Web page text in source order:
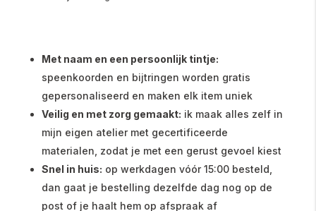
Met naam en een persoonlijk tintje:
speenkoorden en bijtringen worden gratis
gepersonaliseerd en maken elk item uniek
Veilig en met zorg gemaakt: ik maak alles zelf in
mijn eigen atelier met gecertificeerde
materialen, zodat je met een gerust gevoel kiest
Snel in huis: op werkdagen vóór 15:00 besteld,
dan gaat je bestelling dezelfde dag nog op de
post of je haalt hem op afspraak af